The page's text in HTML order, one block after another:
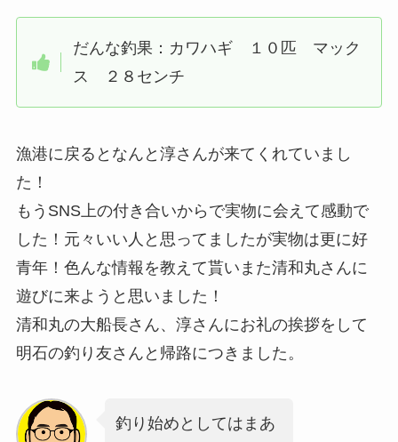
だんな釣果：カワハギ １０匹 マック
ス ２８センチ
漁港に戻るとなんと淳さんが来てくれていまし
た！
もうSNS上の付き合いからで実物に会えて感動で
した！元々いい人と思ってましたが実物は更に好
青年！色んな情報を教えて貰いまた清和丸さんに
遊びに来ようと思いました！
清和丸の大船長さん、淳さんにお礼の挨拶をして
明石の釣り友さんと帰路につきました。
釣り始めとしてはまあ